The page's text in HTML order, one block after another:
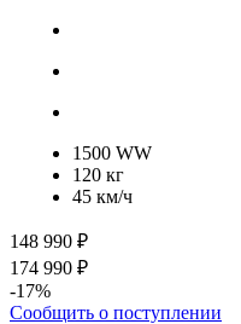
1500 WW
120 кг
45 км/ч
148 990 ₽
174 990 ₽
-17%
Сообщить о поступлении